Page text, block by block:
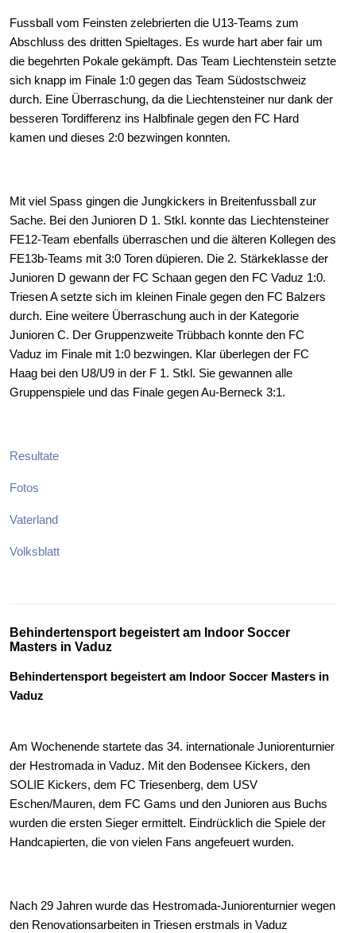
Fussball vom Feinsten zelebrierten die U13-Teams zum
Abschluss des dritten Spieltages. Es wurde hart aber fair um
die begehrten Pokale gekämpft. Das Team Liechtenstein setzte
sich knapp im Finale 1:0 gegen das Team Südostschweiz
durch. Eine Überraschung, da die Liechtensteiner nur dank der
besseren Tordifferenz ins Halbfinale gegen den FC Hard
kamen und dieses 2:0 bezwingen konnten.
Mit viel Spass gingen die Jungkickers in Breitenfussball zur
Sache. Bei den Junioren D 1. Stkl. konnte das Liechtensteiner
FE12-Team ebenfalls überraschen und die älteren Kollegen des
FE13b-Teams mit 3:0 Toren düpieren. Die 2. Stärkeklasse der
Junioren D gewann der FC Schaan gegen den FC Vaduz 1:0.
Triesen A setzte sich im kleinen Finale gegen den FC Balzers
durch. Eine weitere Überraschung auch in der Kategorie
Junioren C. Der Gruppenzweite Trübbach konnte den FC
Vaduz im Finale mit 1:0 bezwingen. Klar überlegen der FC
Haag bei den U8/U9 in der F 1. Stkl. Sie gewannen alle
Gruppenspiele und das Finale gegen Au-Berneck 3:1.
Resultate
Fotos
Vaterland
Volksblatt
Behindertensport begeistert am Indoor Soccer
Masters in Vaduz
Behindertensport begeistert am Indoor Soccer Masters in
Vaduz
Am Wochenende startete das 34. internationale Juniorenturnier
der Hestromada in Vaduz. Mit den Bodensee Kickers, den
SOLIE Kickers, dem FC Triesenberg, dem USV
Eschen/Mauren, dem FC Gams und den Junioren aus Buchs
wurden die ersten Sieger ermittelt. Eindrücklich die Spiele der
Handcapierten, die von vielen Fans angefeuert wurden.
Nach 29 Jahren wurde das Hestromada-Juniorenturnier wegen
den Renovationsarbeiten in Triesen erstmals in Vaduz